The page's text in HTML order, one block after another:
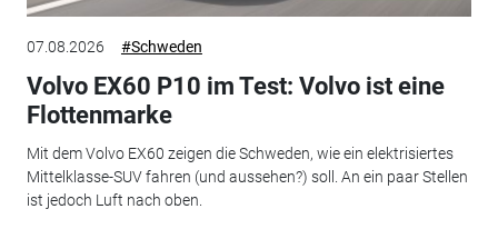
07.08.2026 #Schweden
Volvo EX60 P10 im Test: Volvo ist eine
Flottenmarke
Mit dem Volvo EX60 zeigen die Schweden, wie ein elektrisiertes
Mittelklasse-SUV fahren (und aussehen?) soll. An ein paar Stellen
ist jedoch Luft nach oben.